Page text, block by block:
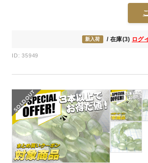
新入荷 / 在庫(3) ログ
ID: 35949